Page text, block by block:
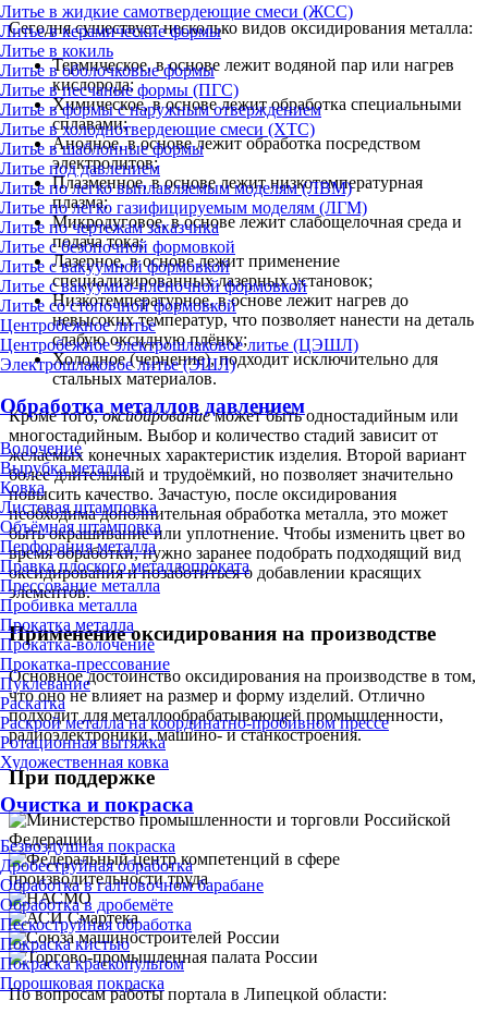
Литье в жидкие самотвердеющие смеси (ЖСС)
Литье в керамические формы
Литье в кокиль
Литье в оболочковые формы
Литье в песчаные формы (ПГС)
Литье в формы с наружным отверждением
Литье в холоднотвердеющие смеси (ХТС)
Литье в шаблонные формы
Литье под давлением
Литье по легко выплавляемым моделям (ЛВМ)
Литье по легко газифицируемым моделям (ЛГМ)
Литье по чертежам заказчика
Литье с безопочной формовкой
Литье с вакуумной формовкой
Литье с вакуумно-плёночной формовкой
Литье со стопочной формовкой
Центробежное литье
Центробежное электрошлаковое литье (ЦЭШЛ)
Электрошлаковое литье (ЭШЛ)
Обработка металлов давлением
Волочение
Вырубка металла
Ковка
Листовая штамповка
Объёмная штамповка
Перфорация металла
Правка плоского металлопроката
Прессование металла
Пробивка металла
Прокатка металла
Прокатка-волочение
Прокатка-прессование
Пуклевание
Раскатка
Раскрой металла на координатно-пробивном прессе
Ротационная вытяжка
Художественная ковка
Очистка и покраска
Безвоздушная покраска
Дробеструйная обработка
Обработка в галтовочном барабане
Обработка в дробемёте
Пескоструйная обработка
Покраска кистью
Покраска краскопультом
Порошковая покраска
Сегодня существует несколько видов оксидирования металла:
Термическое, в основе лежит водяной пар или нагрев
кислорода;
Химическое, в основе лежит обработка специальными
сплавами;
Анодное, в основе лежит обработка посредством
электролитов;
Плазменное, в основе лежит низкотемпературная
плазма;
Микродуговое, в основе лежит слабощелочная среда и
подача тока;
Лазерное, в основе лежит применение
специализированных лазерных установок;
Низкотемпературное, в основе лежит нагрев до
невысоких температур, что позволяет нанести на деталь
слабую оксидную плёнку;
Холодное (чернение), подходит исключительно для
стальных материалов.
Кроме того,оксидированиеможет быть одностадийным или
многостадийным. Выбор и количество стадий зависит от
желаемых конечных характеристик изделия. Второй вариант
более длительный и трудоёмкий, но позволяет значительно
повысить качество. Зачастую, после оксидирования
необходима дополнительная обработка металла, это может
быть окрашивание или уплотнение. Чтобы изменить цвет во
время обработки, нужно заранее подобрать подходящий вид
оксидирования и позаботиться о добавлении красящих
элементов.
Применение оксидирования на производстве
Основное достоинство оксидирования на производстве в том,
что оно не влияет на размер и форму изделий. Отлично
подходит для металлообрабатывающей промышленности,
радиоэлектроники, машино- и станкостроения.
При поддержке
По вопросам работы портала в Липецкой области: